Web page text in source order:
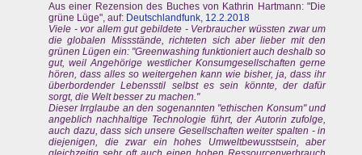
Aus einer Rezension des Buches von Kathrin Hartmann: "Die
grüne Lüge", auf: Deutschlandfunk, 12.2.2018
Viele - vor allem gut gebildete - Verbraucher wüssten zwar um
die globalen Missstände, richteten sich aber lieber mit den
grünen Lügen ein: "Greenwashing funktioniert auch deshalb so
gut, weil Angehörige westlicher Konsumgesellschaften gerne
hören, dass alles so weitergehen kann wie bisher, ja, dass ihr
überbordender Lebensstil selbst es sein könnte, der dafür
sorgt, die Welt besser zu machen."
Dieser Irrglaube an den sogenannten "ethischen Konsum" und
angeblich nachhaltige Technologie führt, der Autorin zufolge,
auch dazu, dass sich unsere Gesellschaften weiter spalten - in
diejenigen, die zwar ein hohes Umweltbewusstsein, aber